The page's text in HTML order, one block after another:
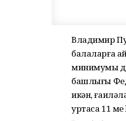
Владимир
балаларға
минимумы
башлығы
икән,
уртаса 11